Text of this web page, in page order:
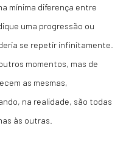
mínima diferença entre
uma progressão ou
se repetir infinitamente.
momentos, mas de
as mesmas,
na realidade, são todas
às outras.